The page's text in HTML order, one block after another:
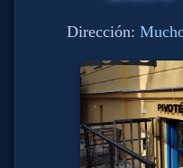
Dirección: